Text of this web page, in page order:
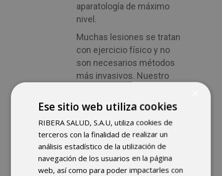
aparatología de máximo
nivel.
Muchas lesiones se tratan
con ejercicio físico y no
son necesarios métodos
más invasivos. Nuestro
una valoración integral e
adecuar el tipo y la
intensidad de ejercicio más
beneficioso para ti.
Ese sitio web utiliza cookies
RIBERA SALUD, S.A.U, utiliza cookies de
terceros con la finalidad de realizar un
análisis estadístico de la utilización de
navegación de los usuarios en la página
web, así como para poder impactarles con